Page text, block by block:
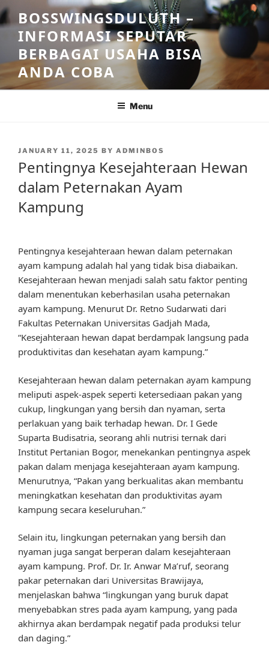
Skip
to
content
BOSSWINGSDULUTH –
INFORMASI SEPUTAR
BERBAGAI USAHA BISA
ANDA COBA
Menu
POSTED
JANUARY 11, 2025 BY ADMINBOS
Pentingnya Kesejahteraan Hewan
dalam Peternakan Ayam
Kampung
Pentingnya kesejahteraan hewan dalam peternakan
ayam kampung adalah hal yang tidak bisa diabaikan.
Kesejahteraan hewan menjadi salah satu faktor penting
dalam menentukan keberhasilan usaha peternakan
ayam kampung. Menurut Dr. Retno Sudarwati dari
Fakultas Peternakan Universitas Gadjah Mada,
“Kesejahteraan hewan dapat berdampak langsung pada
produktivitas dan kesehatan ayam kampung.”
Kesejahteraan hewan dalam peternakan ayam kampung
meliputi aspek-aspek seperti ketersediaan pakan yang
cukup, lingkungan yang bersih dan nyaman, serta
perlakuan yang baik terhadap hewan. Dr. I Gede
Suparta Budisatria, seorang ahli nutrisi ternak dari
Institut Pertanian Bogor, menekankan pentingnya aspek
pakan dalam menjaga kesejahteraan ayam kampung.
Menurutnya, “Pakan yang berkualitas akan membantu
meningkatkan kesehatan dan produktivitas ayam
kampung secara keseluruhan.”
Selain itu, lingkungan peternakan yang bersih dan
nyaman juga sangat berperan dalam kesejahteraan
ayam kampung. Prof. Dr. Ir. Anwar Ma’ruf, seorang
pakar peternakan dari Universitas Brawijaya,
menjelaskan bahwa “lingkungan yang buruk dapat
menyebabkan stres pada ayam kampung, yang pada
akhirnya akan berdampak negatif pada produksi telur
dan daging.”